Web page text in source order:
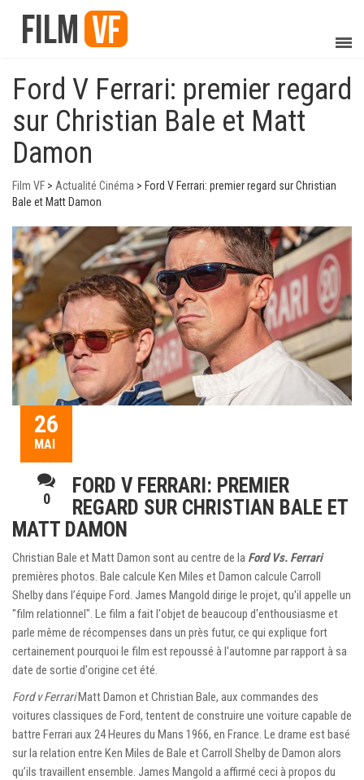
Ford V Ferrari: premier regard
sur Christian Bale et Matt
Damon
Film VF > Actualité Cinéma > Ford V Ferrari: premier regard sur Christian
Bale et Matt Damon
26
MAI
0
FORD V FERRARI: PREMIER
REGARD SUR CHRISTIAN BALE ET
MATT DAMON
Christian Bale et Matt Damon sont au centre de la Ford Vs. Ferrari
premières photos. Bale calcule Ken Miles et Damon calcule Carroll
Shelby dans l’équipe Ford. James Mangold dirige le projet, qu'il appelle un
"film relationnel". Le film a fait l'objet de beaucoup d'enthousiasme et
parle même de récompenses dans un près futur, ce qui explique fort
certainement pourquoi le film est repoussé à l'automne par rapport à sa
date de sortie d'origine cet été.
Ford v FerrariMatt Damon et Christian Bale, aux commandes des
voitures classiques de Ford, tentent de construire une voiture capable de
battre Ferrari aux 24 Heures du Mans 1966, en France. Le drame est basé
sur la relation entre Ken Miles de Bale et Carroll Shelby de Damon alors
qu’ils travaillent ensemble. James Mangold a affirmé ceci à propos du